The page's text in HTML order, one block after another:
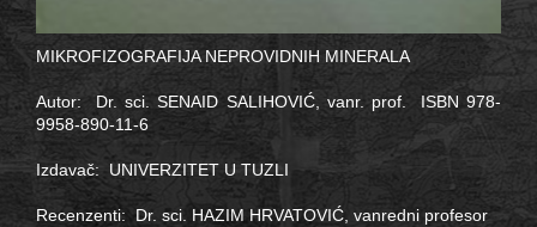
MIKROFIZOGRAFIJA NEPROVIDNIH MINERALA
Autor: Dr. sci. SENAID SALIHOVIĆ, vanr. prof. ISBN 978-
9958-890-11-6
Izdavač: UNIVERZITET U TUZLI
Recenzenti: Dr. sci. HAZIM HRVATOVIĆ, vanredni profesor